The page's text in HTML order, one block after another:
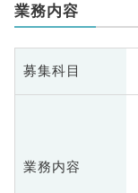
業務内容
募集科目
業務内容